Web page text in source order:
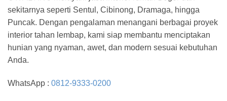
sekitarnya seperti Sentul, Cibinong, Dramaga, hingga
Puncak. Dengan pengalaman menangani berbagai proyek
interior tahan lembap, kami siap membantu menciptakan
hunian yang nyaman, awet, dan modern sesuai kebutuhan
Anda.
WhatsApp : 0812-9333-0200